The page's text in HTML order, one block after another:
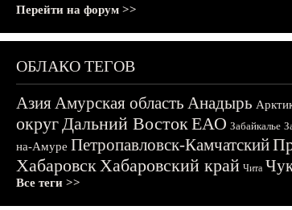
Перейти на форум >>
ОБЛАКО ТЕГОВ
АзияАмурская область Анадырь
округДальний ВостокЕАО Забайкалье
на-Амуре Петропавловск-Камчатский
ХабаровскХабаровский край Чита
Все теги >>